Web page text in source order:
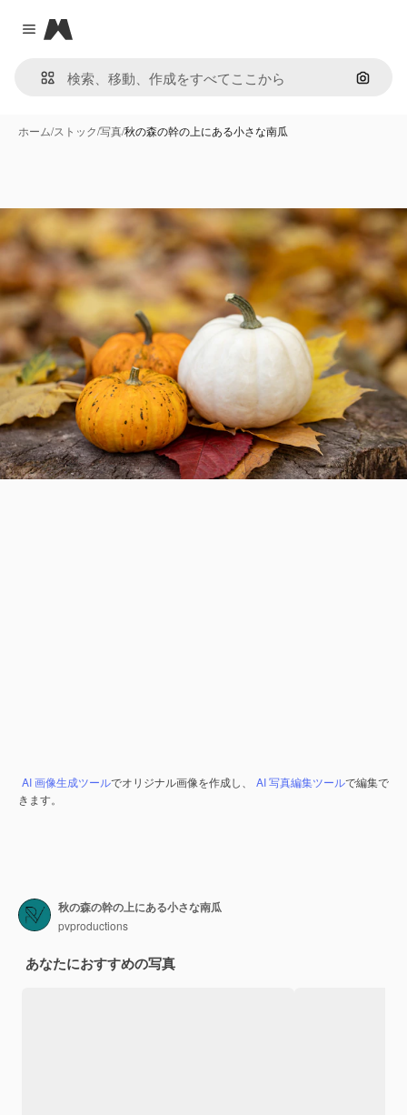
Close menu
Magnific
画像で
ホーム/ストック/写真/秋の森の幹の上にある小さな南瓜
AI 画像生成ツールでオリジナル画像を作成し、 AI 写真編集ツールで編集で
きます。
秋の森の幹の上にある小さな南瓜
pvproductions
あなたにおすすめの写真